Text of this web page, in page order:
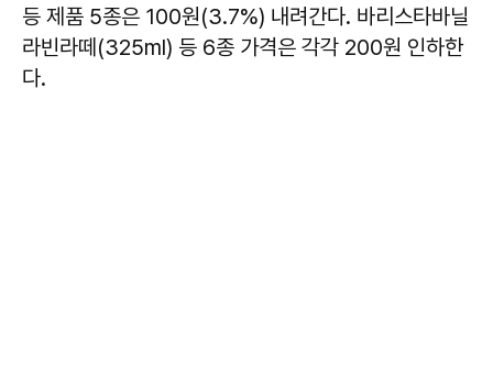
등 제품 5종은 100원(3.7%) 내려간다. 바리스타바닐
라빈라떼(325ml) 등 6종 가격은 각각 200원 인하한
다.